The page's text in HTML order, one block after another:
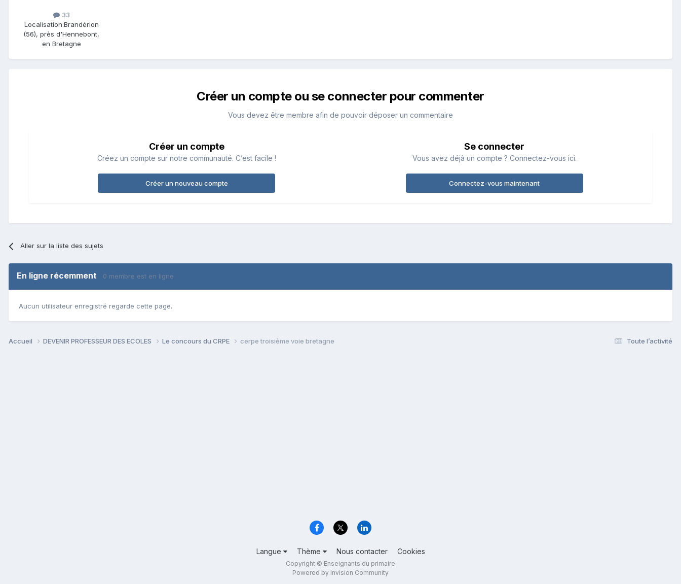
33
Localisation:Brandérion
(56), près d'Hennebont,
en Bretagne
Créer un compte ou se connecter pour commenter
Vous devez être membre afin de pouvoir déposer un commentaire
Créer un compte
Créez un compte sur notre communauté. C’est facile !
Créer un nouveau compte
Se connecter
Vous avez déjà un compte ? Connectez-vous ici.
Connectez-vous maintenant
Aller sur la liste des sujets
En ligne récemment 0 membre est en ligne
Aucun utilisateur enregistré regarde cette page.
Toute l’activité
Accueil DEVENIR PROFESSEUR DES ECOLES Le concours du CRPE cerpe troisième voie bretagne
Langue Thème Nous contacter Cookies
Copyright © Enseignants du primaire
Powered by Invision Community